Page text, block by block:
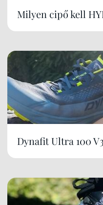
Milyen cipő kell
Dynafit Ultra 100